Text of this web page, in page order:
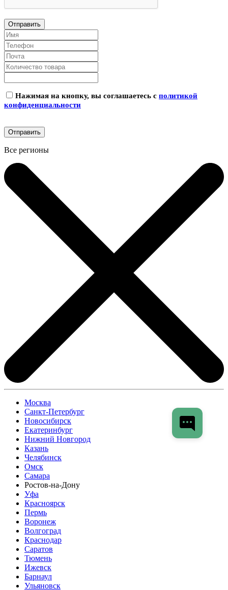
Нажимая на кнопку, вы соглашаетесь с политикой
конфиденциальности
Все регионы
Москва
Санкт-Петербург
Новосибирск
Екатеринбург
Нижний Новгород
Казань
Челябинск
Омск
Самара
Ростов-на-Дону
Уфа
Красноярск
Пермь
Воронеж
Волгоград
Краснодар
Саратов
Тюмень
Ижевск
Барнаул
Ульяновск